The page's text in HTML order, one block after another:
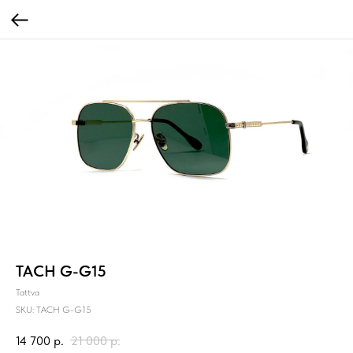
TACH G-G15
Tattva
SKU: TACH G-G15
14 700 р. 21 000 р.